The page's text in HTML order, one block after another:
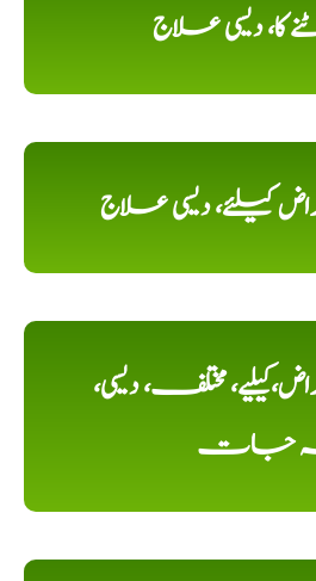
کا، دیسی علاج
کیلئے، دیسی علاج
مختلف، دیسی،
جات